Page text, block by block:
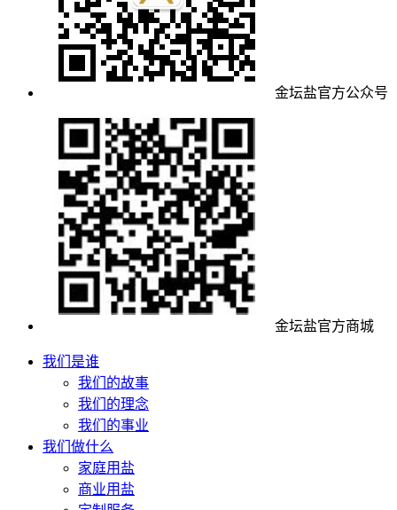
金坛盐官方公众号
金坛盐官方商城
我们是谁
我们的故事
我们的理念
我们的事业
我们做什么
家庭用盐
商业用盐